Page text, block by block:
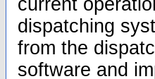
current
dispatching
from the
software and